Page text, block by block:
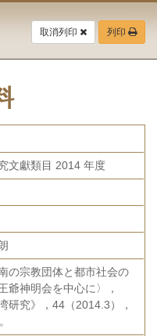
取消列印 列印
文獻類目 2014 年度
の宗教団体と都市社会の
爺神明会を中心に〉，
研究》，44（2014.3），